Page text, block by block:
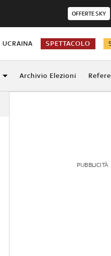
OFFERTE SKY
UCRAINA SPETTACOLO
Archivio Elezioni
PUBBLICITÀ